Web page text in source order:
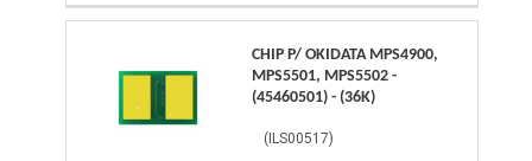
CHIP P/ OKIDATA MPS4900,
MPS5501, MPS5502 -
(45460501) - (36K)
( ILS00517)